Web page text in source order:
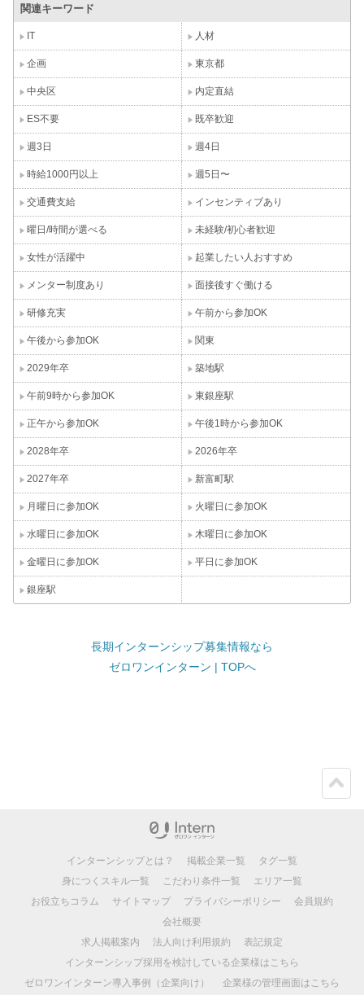
関連キーワード
IT 人材
企画 東京都
中央区 内定直結
ES不要 既卒歓迎
週3日 週4日
時給1000円以上 週5日〜
交通費支給 インセンティブあり
曜日/時間が選べる 未経験/初心者歓迎
女性が活躍中 起業したい人おすすめ
メンター制度あり 面接後すぐ働ける
研修充実 午前から参加OK
午後から参加OK 関東
2029年卒 築地駅
午前9時から参加OK 東銀座駅
正午から参加OK 午後1時から参加OK
2028年卒 2026年卒
2027年卒 新富町駅
月曜日に参加OK 火曜日に参加OK
水曜日に参加OK 木曜日に参加OK
金曜日に参加OK 平日に参加OK
銀座駅
長期インターンシップ募集情報なら
ゼロワンインターン | TOPへ
インターンシップとは？ 掲載企業一覧
タグ一覧
身につくスキル一覧
こだわり条件一覧
エリア一覧
お役立ちコラム
サイトマップ プライバシーポリシー
会員規約
会社概要
求人掲載案内
法人向け利用規約
表記規定
インターンシップ採用を検討している企業様はこちら
ゼロワンインターン導入事例（企業向け）
企業様の管理画面はこちら